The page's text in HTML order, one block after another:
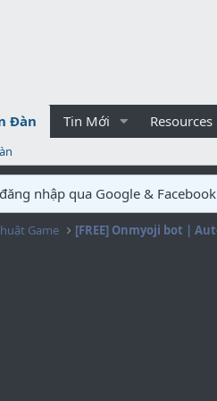
Đàn Tin Mới Resources
nhập qua Google & Facebook
Game